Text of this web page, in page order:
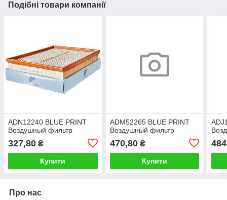
Подібні товари компанії
ADN12240 BLUE PRINT
Воздушный фильтр
327,80 ₴
Купити
ADM52265 BLUE PRINT
Воздушный фильтр
470,80₴
Купити
484
Про нас